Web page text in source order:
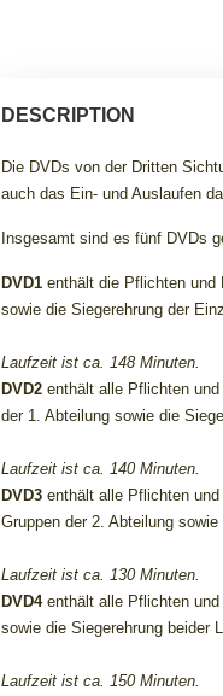
DESCRIPTION
Die DVDs von der Dritten
auch das Ein- und Auslaufen
Insgesamt sind es fünf DVDs
DVD1enthält die Pflichten und
sowie die Siegerehrung der
Laufzeit ist ca. 148 Minuten.
DVD2enthält alle Pflichten und
der 1. Abteilung sowie die
Laufzeit ist ca. 140 Minuten.
DVD3enthält alle Pflichten und
Gruppen der 2. Abteilung
Laufzeit ist ca. 130 Minuten.
DVD4enthält alle Pflichten und
sowie die Siegerehrung beider
Laufzeit ist ca. 150 Minuten.